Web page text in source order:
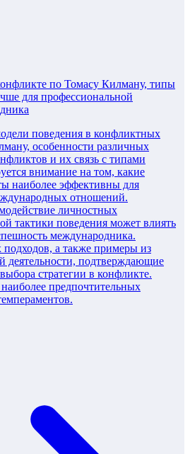
по Томасу Килману, типы
для профессиональной
поведения в конфликтных
особенности различных
и их связь с типами
внимание на том, какие
наиболее эффективны для
отношений.
личностных
тактики поведения может влиять
международника.
а также примеры из
деятельности, подтверждающие
стратегии в конфликте.
предпочтительных